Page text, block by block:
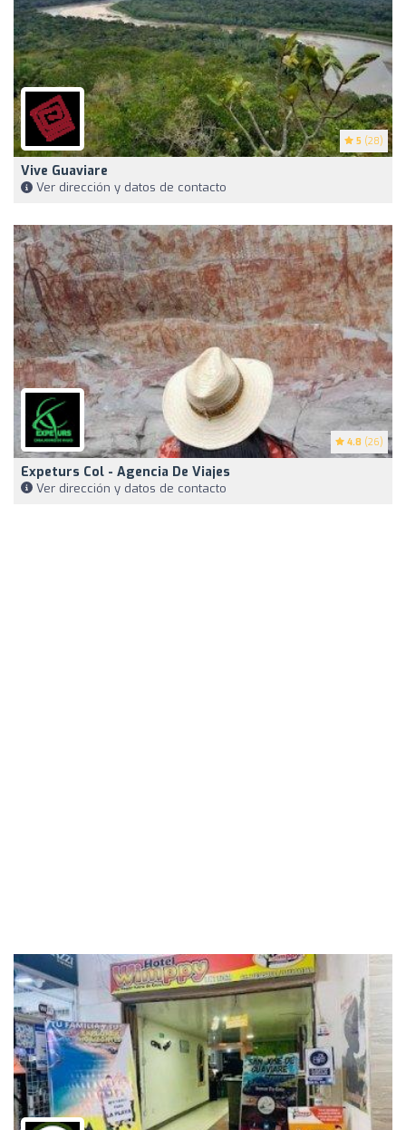
5 (28)
Vive Guaviare
Ver dirección y datos de contacto
4.8 (26)
Expeturs Col - Agencia De Viajes
Ver dirección y datos de contacto